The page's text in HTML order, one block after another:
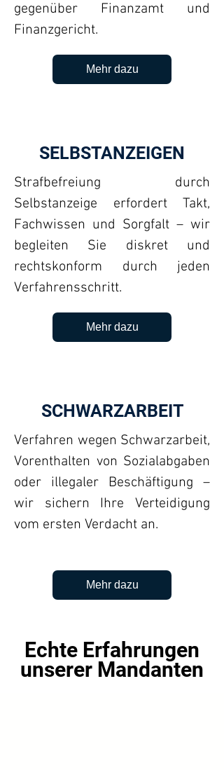
gegenüber Finanzamt und
Finanzgericht.
Mehr dazu
SELBSTANZEIGEN
Strafbefreiung durch
Selbstanzeige erfordert Takt,
Fachwissen und Sorgfalt – wir
begleiten Sie diskret und
rechtskonform durch jeden
Verfahrensschritt.
Mehr dazu
SCHWARZARBEIT
Verfahren wegen Schwarzarbeit,
Vorenthalten von Sozialabgaben
oder illegaler Beschäftigung –
wir sichern Ihre Verteidigung
vom ersten Verdacht an.
Mehr dazu
Echte Erfahrungen
unserer Mandanten